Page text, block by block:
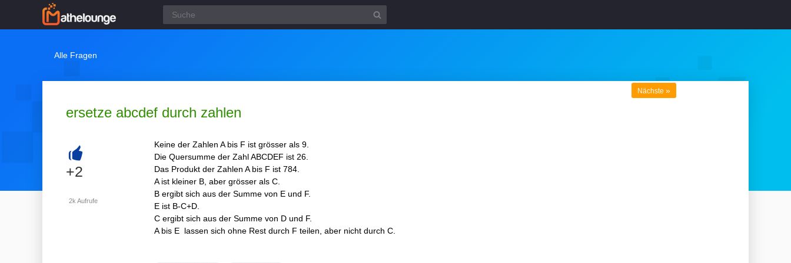
Alle Fragen
ersetze abcdef durch zahlen
Nächste »
+
+2
2k Aufrufe
Keine der Zahlen A bis F ist grösser als 9.
Die Quersumme der Zahl ABCDEF ist 26.
Das Produkt der Zahlen A bis F ist 784.
A ist kleiner B, aber grösser als C.
B ergibt sich aus der Summe von E und F.
E ist B-C+D.
C ergibt sich aus der Summe von D und F.
A bis E lassen sich ohne Rest durch F teilen, aber nicht durch C.